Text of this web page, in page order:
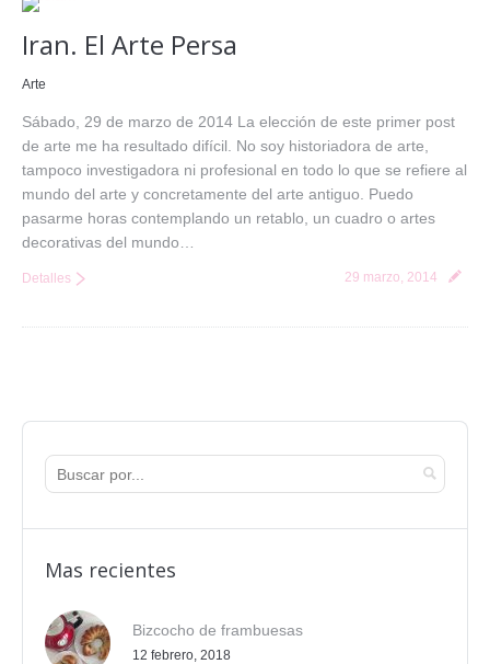
Iran. El Arte Persa
Arte
Sábado, 29 de marzo de 2014 La elección de este primer post
de arte me ha resultado difícil. No soy historiadora de arte,
tampoco investigadora ni profesional en todo lo que se refiere al
mundo del arte y concretamente del arte antiguo. Puedo
pasarme horas contemplando un retablo, un cuadro o artes
decorativas del mundo…
29 marzo, 2014
Detalles
Mas recientes
Bizcocho de frambuesas
12 febrero, 2018